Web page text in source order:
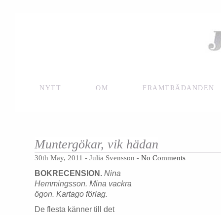
NYTT OM FRAMTRÄDANDEN
Muntergökar, vik hädan
30th May, 2011 - Julia Svensson - No Comments
BOKRECENSION. Nina
Hemmingsson. Mina vackra
ögon. Kartago förlag.
De flesta känner till det